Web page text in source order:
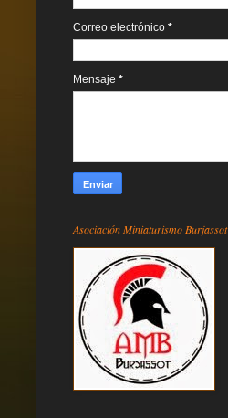
Correo electrónico *
Mensaje *
Asociación Miniaturismo Burjassot